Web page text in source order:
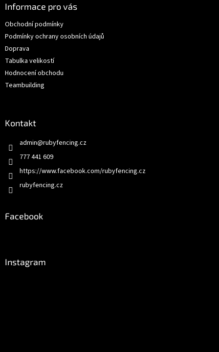
Informace pro vás
Obchodní podmínky
Podmínky ochrany osobních údajů
Doprava
Tabulka velikostí
Hodnocení obchodu
Teambuilding
Kontakt
admin@rubyfencing.cz
777 441 609
https://www.facebook.com/rubyfencing.cz
rubyfencing.cz
Facebook
Instagram